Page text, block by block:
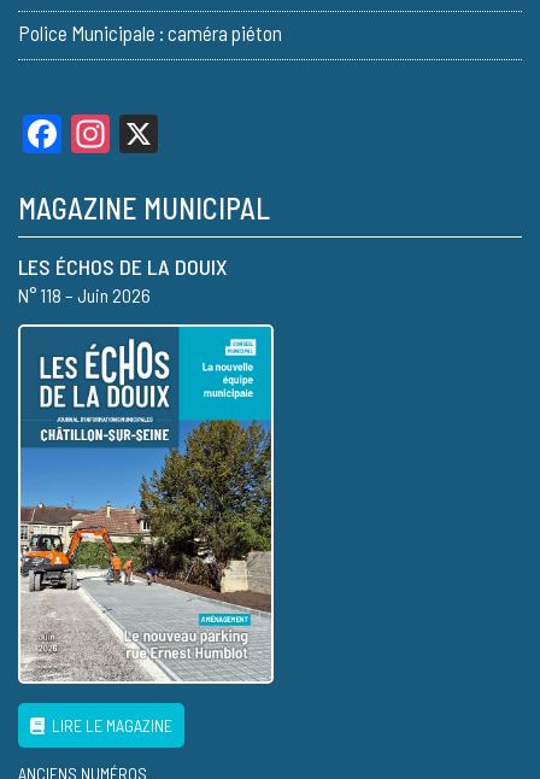
Police Municipale : caméra piéton
FacebookInstagram
MAGAZINE MUNICIPAL
LES ÉCHOS DE LA DOUIX
N° 118 – Juin 2026
LIRE LE MAGAZINE
ANCIENS NUMÉROS